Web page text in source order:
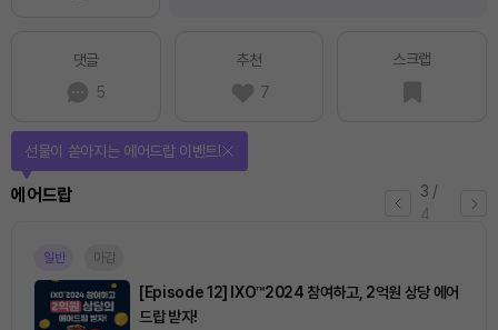
댓글
5
추천
7
스크랩
4 /
4
퀴즈
퀴즈풀고 선물 받자!
마감
[토큰포스트] 기사 퀴즈 658회차
2026.08.07 (금) ~ 2026.08.08 (토)